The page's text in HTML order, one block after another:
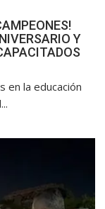
Y
en la educación